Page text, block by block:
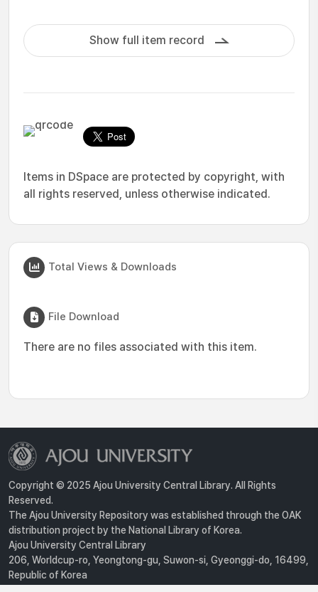
Show full item record
Items in DSpace are protected by copyright, with
all rights reserved, unless otherwise indicated.
Total Views & Downloads
File Download
There are no files associated with this item.
Copyright © 2025 Ajou University Central Library. All Rights
Reserved.
The Ajou University Repository was established through the OAK
distribution project by the National Library of Korea.
Ajou University Central Library
206, Worldcup-ro, Yeongtong-gu, Suwon-si, Gyeonggi-do, 16499,
Republic of Korea